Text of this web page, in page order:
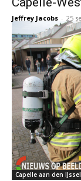
Jeffrey Jacobs - 25
Capelle aan den IJssel